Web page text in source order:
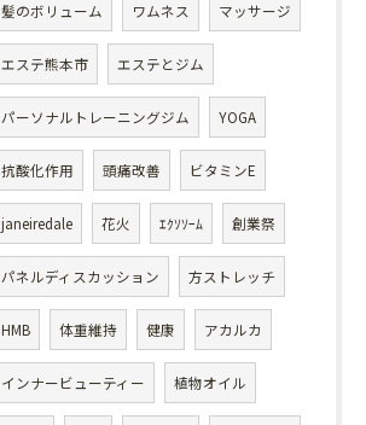
髪のボリューム ワムネス マッサージ
エステ熊本市 エステとジム
パーソナルトレーニングジム YOGA
抗酸化作用 頭痛改善 ビタミンE
janeiredale 花火 ｴｸｿｿｰﾑ 創業祭
パネルディスカッション 方ストレッチ
HMB 体重維持 健康 アカルカ
インナービューティー 植物オイル